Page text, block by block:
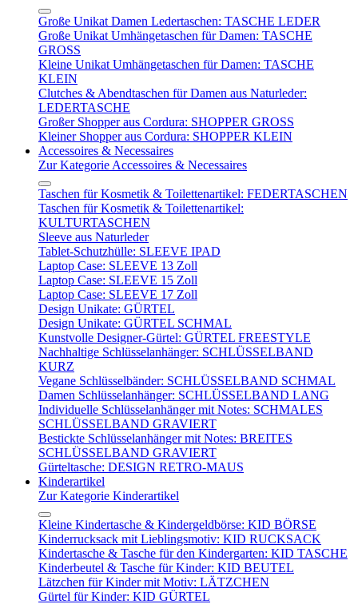
Große Unikat Damen Ledertaschen: TASCHE LEDER
Große Unikat Umhängetaschen für Damen: TASCHE
GROSS
Kleine Unikat Umhängetaschen für Damen: TASCHE
KLEIN
Clutches & Abendtaschen für Damen aus Naturleder:
LEDERTASCHE
Großer Shopper aus Cordura: SHOPPER GROSS
Kleiner Shopper aus Cordura: SHOPPER KLEIN
Accessoires & Necessaires
Zur Kategorie Accessoires & Necessaires
Taschen für Kosmetik & Toilettenartikel: FEDERTASCHEN
Taschen für Kosmetik & Toilettenartikel:
KULTURTASCHEN
Sleeve aus Naturleder
Tablet-Schutzhülle: SLEEVE IPAD
Laptop Case: SLEEVE 13 Zoll
Laptop Case: SLEEVE 15 Zoll
Laptop Case: SLEEVE 17 Zoll
Design Unikate: GÜRTEL
Design Unikate: GÜRTEL SCHMAL
Kunstvolle Designer-Gürtel: GÜRTEL FREESTYLE
Nachhaltige Schlüsselanhänger: SCHLÜSSELBAND
KURZ
Vegane Schlüsselbänder: SCHLÜSSELBAND SCHMAL
Damen Schlüsselanhänger: SCHLÜSSELBAND LANG
Individuelle Schlüsselanhänger mit Notes: SCHMALES
SCHLÜSSELBAND GRAVIERT
Bestickte Schlüsselanhänger mit Notes: BREITES
SCHLÜSSELBAND GRAVIERT
Gürteltasche: DESIGN RETRO-MAUS
Kinderartikel
Zur Kategorie Kinderartikel
Kleine Kindertasche & Kindergeldbörse: KID BÖRSE
Kinderrucksack mit Lieblingsmotiv: KID RUCKSACK
Kindertasche & Tasche für den Kindergarten: KID TASCHE
Kinderbeutel & Tasche für Kinder: KID BEUTEL
Lätzchen für Kinder mit Motiv: LÄTZCHEN
Gürtel für Kinder: KID GÜRTEL